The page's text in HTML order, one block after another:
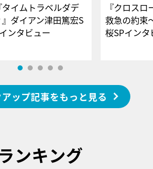
タイムトラベルダデ
』ダイアン津田篤宏S
インタビュー
『クロス
救急の約束
桜SPイ
アップ記事をもっと見る
ランキング